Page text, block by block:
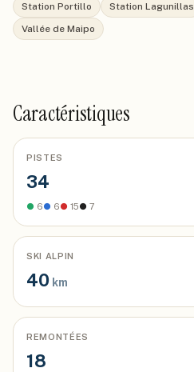
Station Portillo
Station Lagunillas
Vallée de Maipo
Caractéristiques
PISTES
34
● 6● 6● 15● 7
SKI ALPIN
40 km
REMONTÉES
18